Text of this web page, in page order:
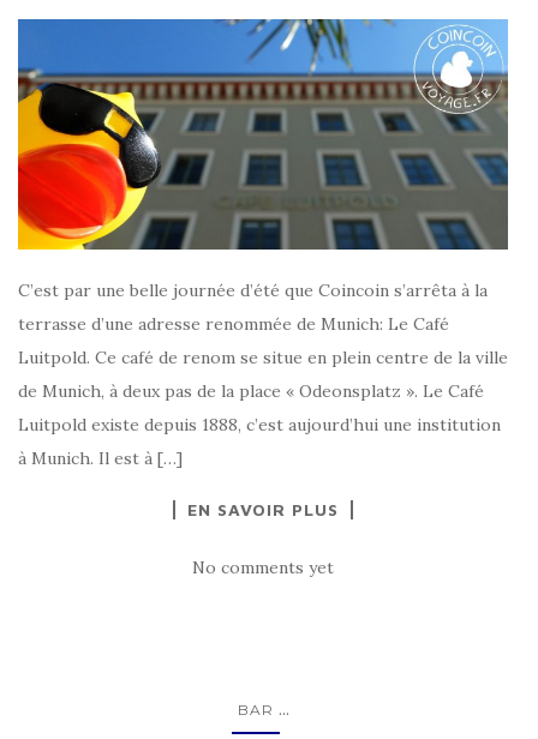
C’est par une belle journée d’été que Coincoin s’arrêta à la
terrasse d’une adresse renommée de Munich: Le Café
Luitpold. Ce café de renom se situe en plein centre de la ville
de Munich, à deux pas de la place « Odeonsplatz ». Le Café
Luitpold existe depuis 1888, c’est aujourd’hui une institution
à Munich. Il est à […]
EN SAVOIR PLUS
No comments yet
BAR ...